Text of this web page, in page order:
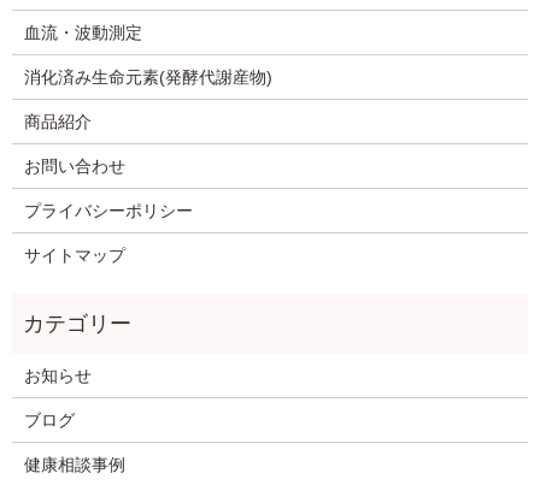
血流・波動測定
消化済み生命元素(発酵代謝産物)
商品紹介
お問い合わせ
プライバシーポリシー
サイトマップ
お知らせ
ブログ
健康相談事例